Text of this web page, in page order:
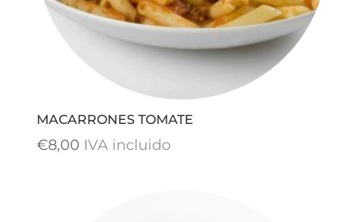
MACARRONES TOMATE
€8,00 IVA incluido